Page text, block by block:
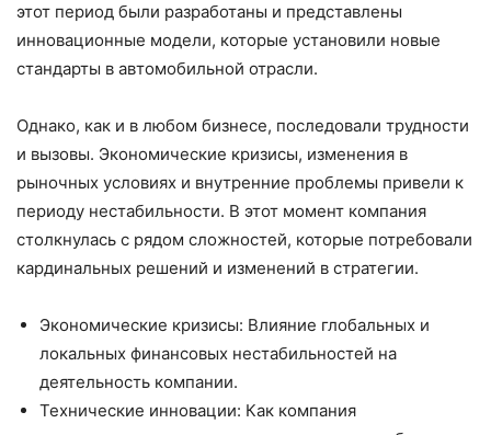
этот период были разработаны и представлены
инновационные модели, которые установили новые
стандарты в автомобильной отрасли.
Однако, как и в любом бизнесе, последовали трудности
и вызовы. Экономические кризисы, изменения в
рыночных условиях и внутренние проблемы привели к
периоду нестабильности. В этот момент компания
столкнулась с рядом сложностей, которые потребовали
кардинальных решений и изменений в стратегии.
Экономические кризисы: Влияние глобальных и
локальных финансовых нестабильностей на
деятельность компании.
Технические инновации: Как компания